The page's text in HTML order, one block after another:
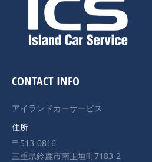
CONTACT INFO
アイランドカーサービス
住所
〒513-0816
三重県鈴鹿市南玉垣町7183-2